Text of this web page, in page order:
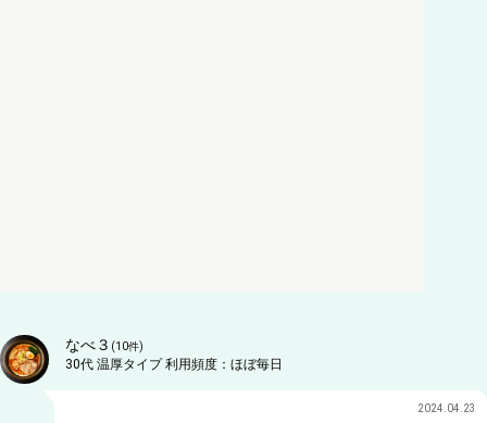
なべ３ (10件)
30代 温厚タイプ利用頻度： ほぼ毎日
2024.04.23